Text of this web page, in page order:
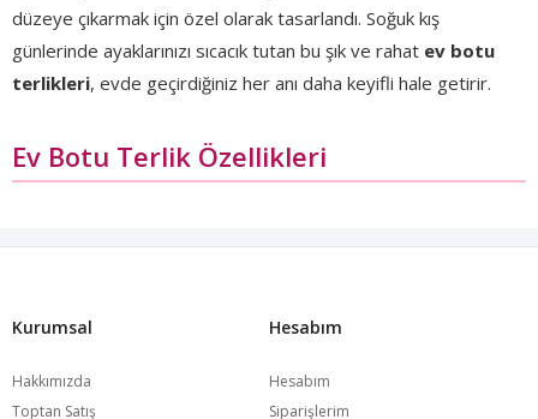
düzeye çıkarmak için özel olarak tasarlandı. Soğuk kış
günlerinde ayaklarınızı sıcacık tutan bu şık ve rahat ev botu
terlikleri, evde geçirdiğiniz her anı daha keyifli hale getirir.
Ev Botu Terlik Özellikleri
saran ergonomik yapısıyla maksimum konfor sağlar. Kaymaz
peluş iç detaylar sayesinde ayaklarınız her daim sıcak kalır.
Panduf ve Ev Ayakkabısı Modelleri
Kurumsal
Hakkımızda
Toptan Satış
Hesabım
Hesabım
Siparişlerim